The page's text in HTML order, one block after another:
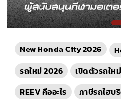
New Honda City 2026
รถใหม่ 2026
เปิดตัวรถใหม่
REEV คืออะไร
ภาษีรถไฮบ